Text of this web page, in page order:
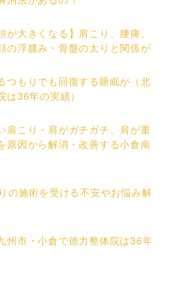
が大きくなる】肩こり、腰痛、
の浮腫み・骨盤の太りと関係が
つもりでも回復する睡眠が（北
36年の実績）
肩こり・肩がガチガチ、肩が重
原因から解消・改善する小倉南
の施術を受ける不安やお悩み解
州市・小倉で徳力整体院は36年